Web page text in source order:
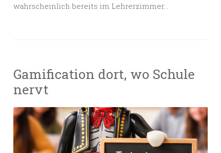
wahrscheinlich bereits im Lehrerzimmer…
Gamification dort, wo Schule
nervt